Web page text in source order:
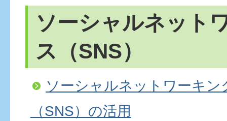
ソーシャルネット
ス（SNS）
ソーシャルネットワーキン
（SNS）の活用